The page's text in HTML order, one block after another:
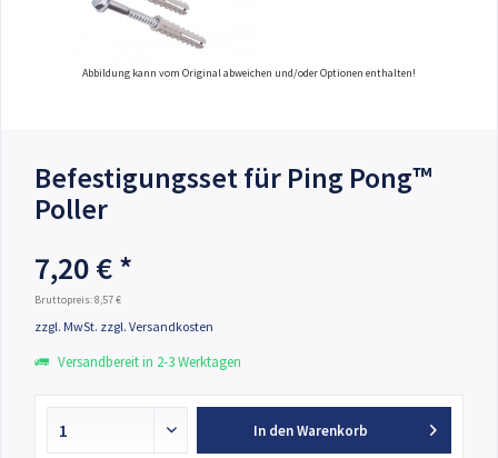
Abbildung kann vom Original abweichen und/oder Optionen enthalten!
Befestigungsset für Ping Pong™
Poller
7,20 € *
Bruttopreis: 8,57 €
zzgl. MwSt. zzgl. Versandkosten
Versandbereit in 2-3 Werktagen
In denWarenkorb